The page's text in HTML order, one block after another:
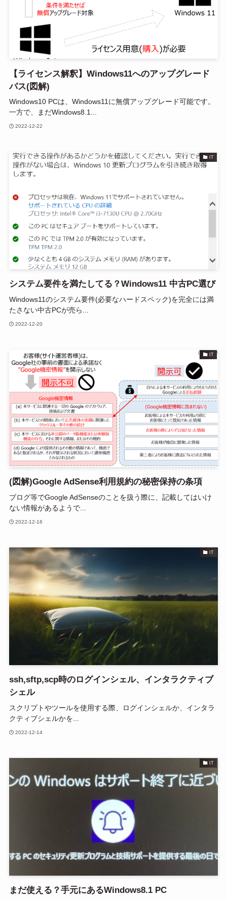
【ライセンス解釈】Windows11へのアップグレード
パス(図解)
Windows10 PCは、Windows11に無償アップグレード可能です。
一方で、まだWindows8.1...
2022-12-22
IT
システム要件を満たしてる？Windows11 中古PC選び
Windows11のシステム要件(必要なハードスペック)を完全には満
たさない中古PCが売ら...
2022-12-20
IT
(図解)Google AdSense利用規約の秘密保持の条項
ブログ等でGoogle AdSenseのことを扱う際に、記載してはいけ
ない情報があるようで...
2022-12-16
IT
ssh,sftp,scp時のログインシェル、インタラクティブ
シェル
スクリプトやツールを使用する際、ログインシェルか、インタラ
クティブシェルかを...
2022-12-14
IT
まだ使える？手元にあるWindows8.1 PC